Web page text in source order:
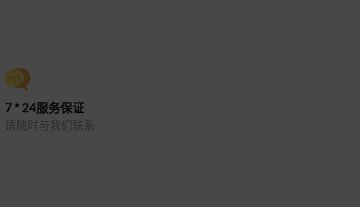
7 * 24服务保证
请随时与我们联系